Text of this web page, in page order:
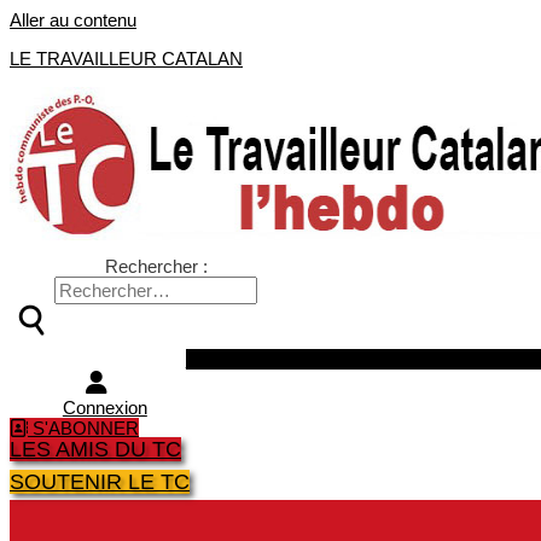
Aller au contenu
LE TRAVAILLEUR CATALAN
Rechercher :
Connexion
S'ABONNER
LES AMIS DU TC
SOUTENIR LE TC